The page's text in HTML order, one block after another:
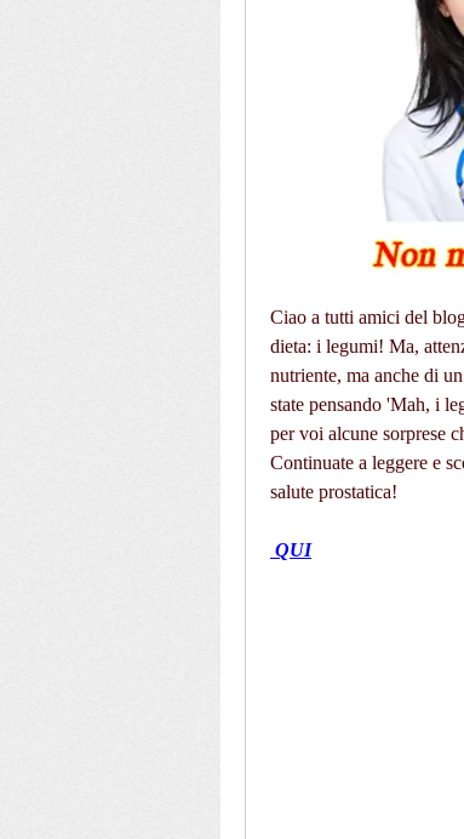
Ciao a tutti amici del
dieta: i legumi! Ma,
nutriente, ma anche di
state pensando 'Mah, i
per voi alcune sorprese
Continuate a leggere e
salute prostatica!
QUI